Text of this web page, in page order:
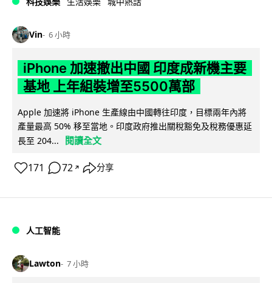
Vin 6 小時
iPhone 加速撤出中國 印度成新機主要
基地 上年組裝增至5500萬部
Apple 加速將 iPhone 生產線由中國轉往印度，目標兩年內將
產量最高 50% 移至當地。印度政府推出關稅豁免及稅務優惠延
長至 204...
閱讀全文
171 72 ↗ 分享
人工智能
Lawton 7 小時